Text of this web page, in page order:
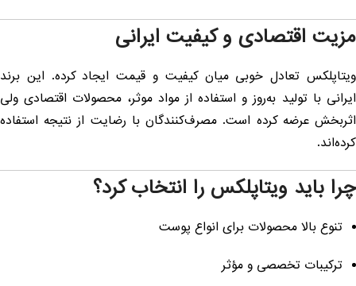
مزیت اقتصادی و کیفیت ایرانی
ویتاپلکس تعادل خوبی میان کیفیت و قیمت ایجاد کرده. این برند
ایرانی با تولید به‌روز و استفاده از مواد موثر، محصولات اقتصادی ولی
اثربخش عرضه کرده است. مصرف‌کنندگان با رضایت از نتیجه استفاده
کرده‌اند.
چرا باید ویتاپلکس را انتخاب کرد؟
تنوع بالا محصولات برای انواع پوست
ترکیبات تخصصی و مؤثر